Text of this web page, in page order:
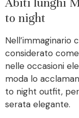
to night
Nell’immaginario
considerato
nelle occasioni
moda lo
to night outfit,
serata elegante.